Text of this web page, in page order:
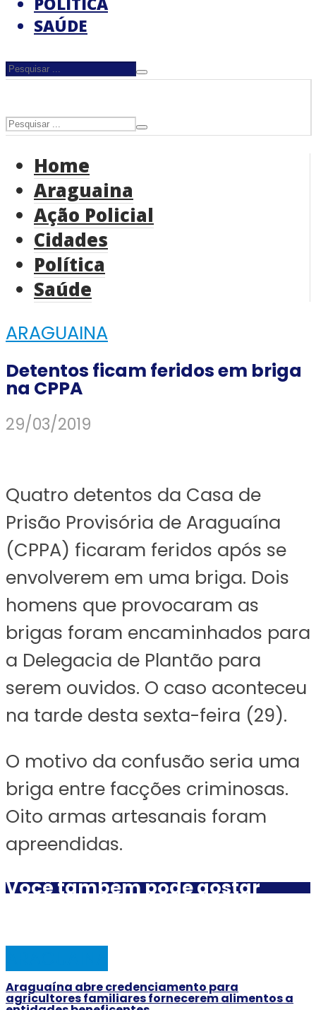
SAÚDE
Home
Araguaina
Ação Policial
Cidades
Política
Saúde
ARAGUAINA
Detentos ficam feridos em briga
na CPPA
29/03/2019
Quatro detentos da Casa de
Prisão Provisória de Araguaína
(CPPA) ficaram feridos após se
envolverem em uma briga. Dois
homens que provocaram as
brigas foram encaminhados para
a Delegacia de Plantão para
serem ouvidos. O caso aconteceu
na tarde desta sexta-feira (29).
O motivo da confusão seria uma
briga entre facções criminosas.
Oito armas artesanais foram
apreendidas.
Você também pode gostar
Araguaína abre credenciamento para
agricultores familiares fornecerem alimentos a